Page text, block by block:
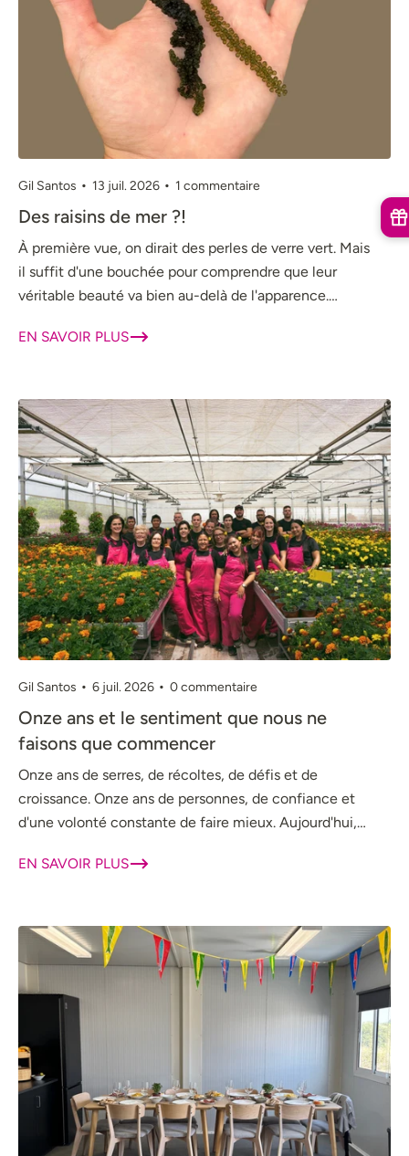
Gil Santos 13 juil. 2026 1 commentaire
Des raisins de mer ?!
À première vue, on dirait des perles de verre vert. Mais
il suffit d'une bouchée pour comprendre que leur
véritable beauté va bien au-delà de l'apparence.
EN SAVOIR PLUS
Gil Santos 6 juil. 2026 0 commentaire
Onze ans et le sentiment que nous ne
faisons que commencer
Onze ans de serres, de récoltes, de défis et de
croissance. Onze ans de personnes, de confiance et
d'une volonté constante de faire mieux. Aujourd'hui,
EN SAVOIR PLUS